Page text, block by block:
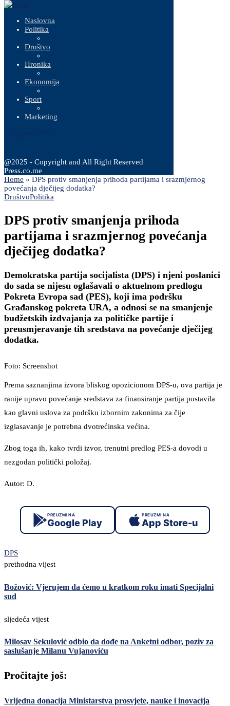
Naslovna
Politika
Društvo
Hronika
Ekonomija
Sport
Marketing
@2025 - Copyright and All Right Reserved
Press.co.me
Home » DPS protiv smanjenja prihoda partijama i srazmjernog
povećanja dječijeg dodatka?
DruštvoPolitika
DPS protiv smanjenja prihoda
partijama i srazmjernog povećanja
dječijeg dodatka?
Demokratska partija socijalista (DPS) i njeni poslanici
do sada se nijesu oglašavali o aktuelnom predlogu
Pokreta Evropa sad (PES), koji ima podršku
Građanskog pokreta URA, a odnosi se na smanjenje
budžetskih izdvajanja za političke partije i
preusmjeravanje tih sredstava na povećanje dječijeg
dodatka.
Foto: Screenshot
Prema saznanjima izvora bliskog opozicionom DPS-u, ova partija je
ranije upravo povećanje sredstava za finansiranje partija postavila
kao glavni uslova za podršku izbornim zakonima za čije
izglasavanje je potrebna dvotrećinska većina.
Zbog toga ih, kako tvrdi izvor, trenutni predlog PES-a dovodi u
nezgodan politički položaj.
Autor: D.
PREUZMI NA
Google Play
PREUZMI NA
App Store-u
DPS
prethodna vijest
Božović: Vjerujem da ćemo u kratkom roku imati Specijalni
sud
sljedeća vijest
Milosav Sekulović odbio da dođe na Anketni odbor, poziv za
saslušanje Milanu Vujanoviću
Pročitajte još:
Vrijedna donacija Ministarstva prosvjete, nauke i inovacija